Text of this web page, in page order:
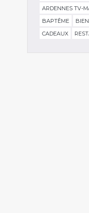
ARDENNES TV-
BAPTÊME
CADEAUX